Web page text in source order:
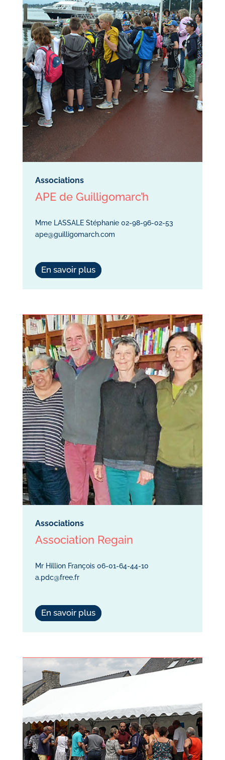
Associations
APE de Guilligomarc’h
Mme LASSALE Stéphanie 02-98-96-02-53
ape@guilligomarch.com
En savoir plus
Associations
Association Regain
Mr Hillion François 06-01-64-44-10
a.pdc@free.fr
En savoir plus